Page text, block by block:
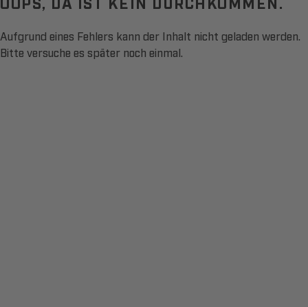
Aufgrund eines Fehlers kann der Inhalt nicht geladen werden.
Bitte versuche es später noch einmal.